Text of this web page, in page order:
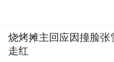
烧烤摊主回应因撞脸张
走红